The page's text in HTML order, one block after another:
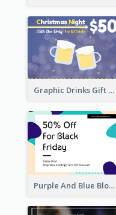
Graphic Drinks Gift Card For Specific Day
Purple And Blue Blobs Black Friday Sale Gift Card